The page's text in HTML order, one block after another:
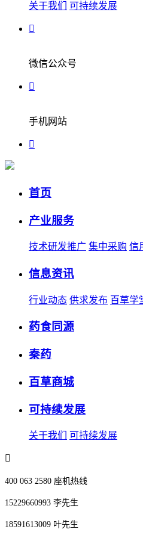
关于我们
可持续发展
微信公众号
手机网站
首页
产业服务
技术研发推广 集中采购 信
信息资讯
行业动态 供求发布 百草学
药食同源
秦药
百草商城
可持续发展
关于我们 可持续发展
400 063 2580 座机热线
15229660993 李先生
18591613009 叶先生